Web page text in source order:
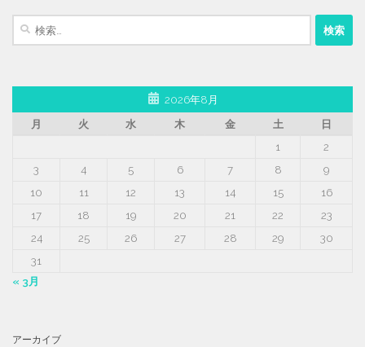
検
2026年8月
月
火 水 木 金 土
日
1
2
3
4 5 6 7 8
9
10
11 12 13 14 15
16
17
18 19 20 21 22
23
24
25 26 27 28 29
30
31
« 3月
アーカイブ